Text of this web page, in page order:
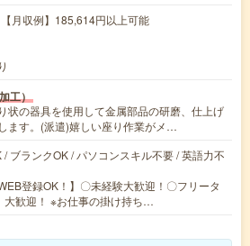
月収例】185,614円以上可能
工）
状の器具を使用して金属部品の研磨、仕上げ
ます。(派遣)嬉しい座り作業がメ…
/ ブランクOK / パソコンスキル不要 / 英語力不
登録OK！】〇未経験大歓迎！〇フリータ
歓迎！ ※お仕事の掛け持ち…